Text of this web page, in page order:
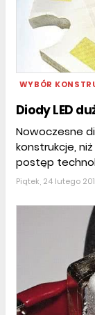
WYBÓR
Diody LED
Nowoczesne
konstrukcje,
postęp
Piątek, 24 lutego